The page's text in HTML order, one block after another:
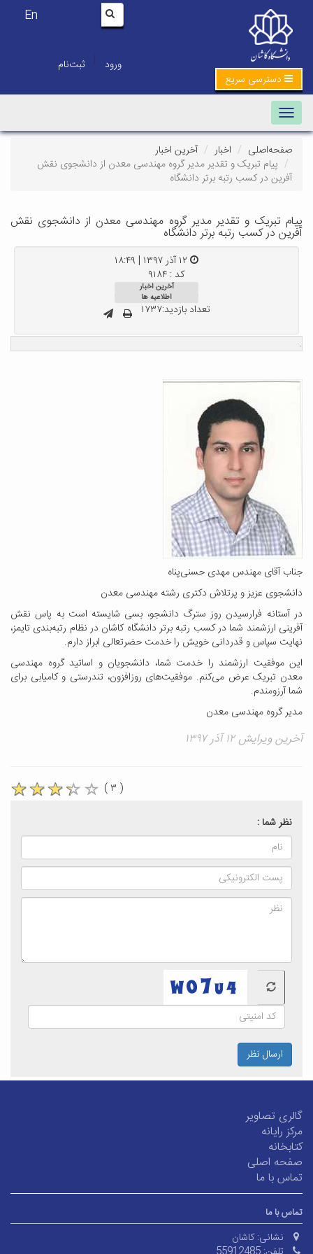
En
ورود | ثبت‌نام
دسترسی سریع
Toggle navigation
صفحه‌اصلی اخبار
آخرین اخبار
پیام تبریک و تقدیر مدیر گروه مهندسی معدن از دانشجوی نقش
آفرین در کسب رتبه برتر دانشگاه
پیام تبریک و تقدیر مدیر گروه مهندسی معدن از دانشجوی نقش
آفرین در کسب رتبه برتر دانشگاه
کد : ۹۱۸۴
آخرین اخبار
اطلاعیه ها
تعداد بازدید:۱۷۳۷
.
جناب آقای مهندس مهدی حسنی‌پناه
دانشجوی عزیز و پرتلاش دکتری رشته مهندسی معدن
در آستانه فرارسیدن روز سترگ دانشجو، بسی شایسته است به پاس نقش
آفرینی ارزشمند شما در کسب رتبه برتر دانشگاه کاشان در نظام رتبه‌بندی تایمز،
نهایت سپاس و قدردانی خویش را خدمت حضرتعالی ابراز دارم.
این موفقیت ارزشمند را خدمت شما، دانشجویان و اساتید گروه مهندسی
معدن تبریک عرض می‌کنم. موفقیت‌های روزافزون، تندرستی و کامیابی برای
شما آرزومندم.
مدیر گروه مهندسی معدن
آخرین ویرایش ۱۲ آذر ۱۳۹۷
( ۳ )
نظر شما :
ارسال نظر
گالری تصاویر
مرکز رایانه
کتابخانه
صفحه اصلی
تماس با ما
تماس با ما
نشانی: کاشان